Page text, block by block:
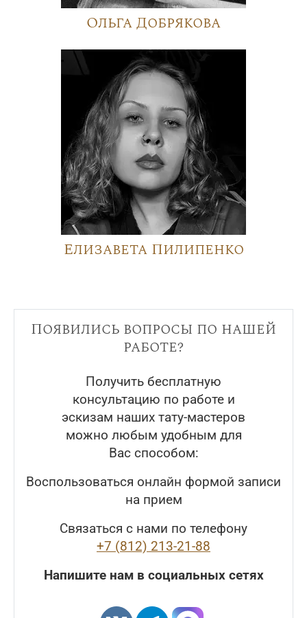
Ольга Добрякова
Елизавета Пилипенко
Появились вопросы по нашей
работе?
Получить бесплатную
консультацию по работе и
эскизам наших тату-мастеров
можно любым удобным для
Вас способом:
Воспользоваться онлайн формой записи
на прием
Связаться с нами по телефону
+7 (812) 213-21-88
Напишите нам в социальных сетях